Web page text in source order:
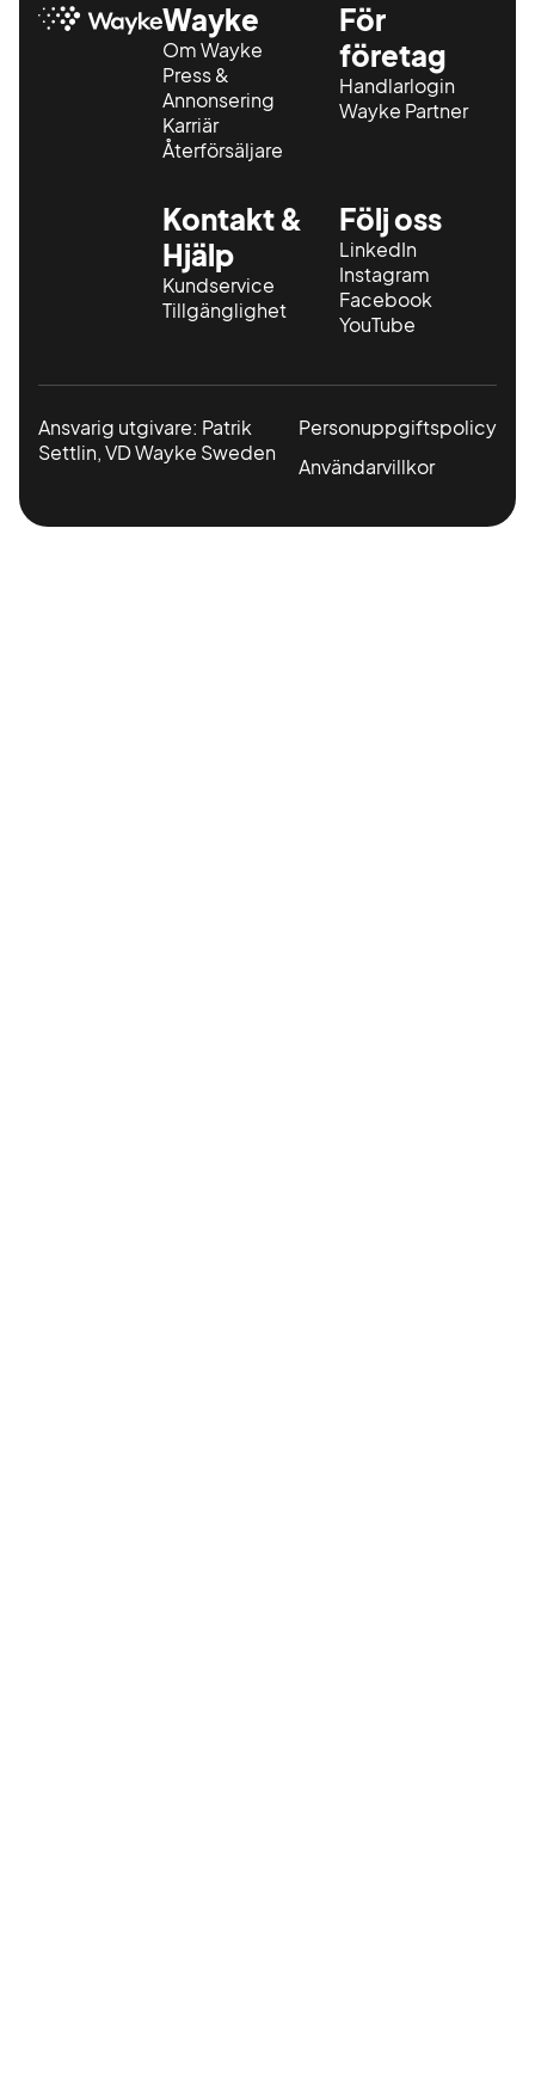
Wayke
Om Wayke
Press &
Annonsering
Karriär
Återförsäljare
För
företag
Handlarlogin
Wayke Partner
Kontakt &
Hjälp
Kundservice
Tillgänglighet
Följ oss
LinkedIn
Instagram
Facebook
YouTube
Ansvarig utgivare: Patrik
Settlin, VD Wayke Sweden
Personuppgiftspolicy
Användarvillkor